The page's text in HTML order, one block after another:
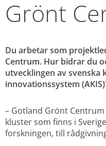
Grönt
Du arbetar som
Centrum. Hur bidrar du
utvecklingen av svenska
innovationssystem
– Gotland Grönt
kluster som finns i
forskningen, till